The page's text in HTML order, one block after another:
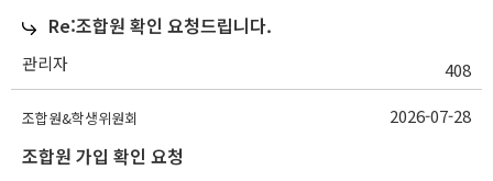
Re:조합원 확인 요청드립니다.
관리자 408
조합원&학생위원회
조합원 가입 확인 요청
2026-07-28